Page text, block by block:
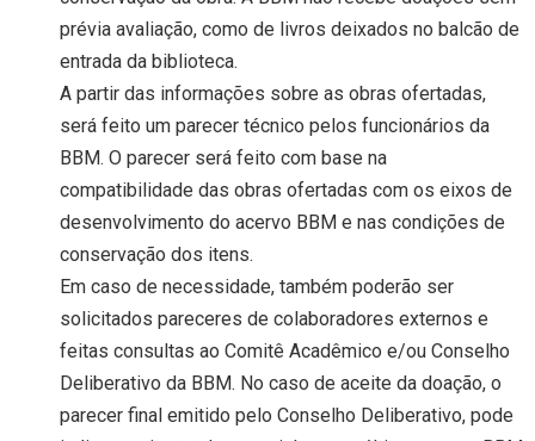
prévia avaliação, como de livros deixados no balcão de
entrada da biblioteca.
A partir das informações sobre as obras ofertadas,
será feito um parecer técnico pelos funcionários da
BBM. O parecer será feito com base na
compatibilidade das obras ofertadas com os eixos de
desenvolvimento do acervo BBM e nas condições de
conservação dos itens.
Em caso de necessidade, também poderão ser
solicitados pareceres de colaboradores externos e
feitas consultas ao Comitê Acadêmico e/ou Conselho
Deliberativo da BBM. No caso de aceite da doação, o
parecer final emitido pelo Conselho Deliberativo, pode